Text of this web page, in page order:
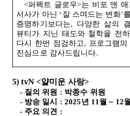
<퍼펙트 글로우>는 비포 앤
서사가 아닌 ‘잘 스며드는 변화’
증명하기보다는, 다양한 삶의
뷰티가 지닌 태도와 철학을 전
다시 한번 점검하고, 프로그램
진심으로 감사드립니다.
5) tvN <얄미운 사랑>
- 질의 위원 : 박종수 위원
- 방송 일시 : 2025년 11 월 ~ 12월
- 주요 의견 :